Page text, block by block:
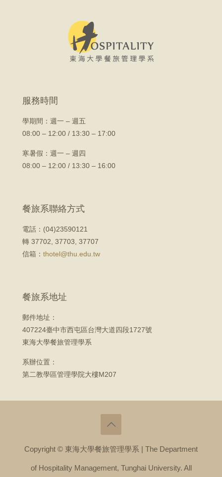
服務時間
學期間： 週一 – 週五
08:00 – 12:00 / 13:30 – 17:00
寒暑假：週一 – 週四
08:00 – 12:00 / 13:30 – 16:00
餐旅系聯絡方式
電話：(04)23590121
轉 37702, 37703, 37707
信箱： thotel@thu.edu.tw
餐旅系地址
郵件地址：
407224臺中市西屯區台灣大道四段1727號
東海大學餐旅管理學系
系辦位置：
第二教學區管理學院大樓M207
Copyright © 東海大學餐旅管理學系 | The Department
of Hospitality Management, Tunghai University. All